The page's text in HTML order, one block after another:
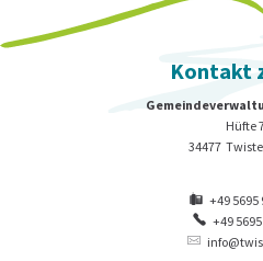
Kontakt
Hüfte
34477
+49 5695
+49